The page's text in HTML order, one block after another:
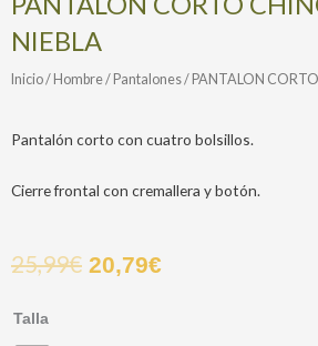
NIEBLA
Inicio/ Hombre/ Pantalones/ PANTALON
Pantalón corto con cuatro bolsillos.
Cierre frontal con cremallera y botón.
25,99€ 20,79€
Talla
PANTALON